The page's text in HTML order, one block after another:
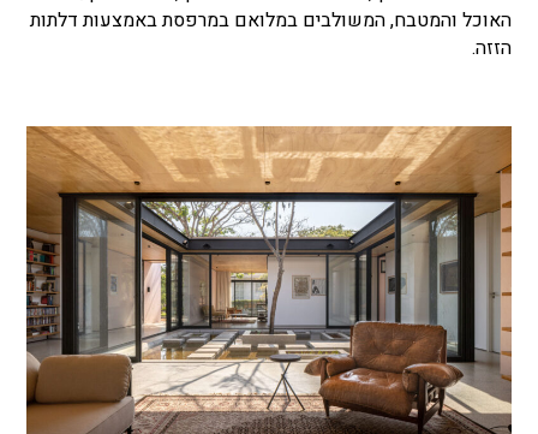
האוכל והמטבח, המשולבים במלואם במרפסת באמצעות דלתות
הזזה.